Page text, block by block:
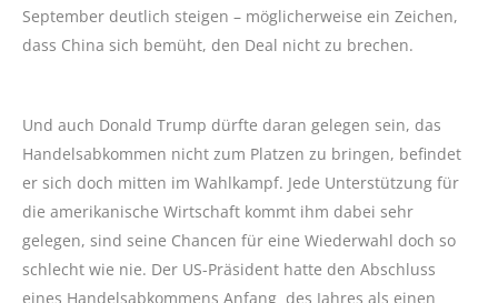
September deutlich steigen – möglicherweise ein Zeichen,
dass China sich bemüht, den Deal nicht zu brechen.
Und auch Donald Trump dürfte daran gelegen sein, das
Handelsabkommen nicht zum Platzen zu bringen, befindet
er sich doch mitten im Wahlkampf. Jede Unterstützung für
die amerikanische Wirtschaft kommt ihm dabei sehr
gelegen, sind seine Chancen für eine Wiederwahl doch so
schlecht wie nie. Der US-Präsident hatte den Abschluss
eines Handelsabkommens Anfang des Jahres als einen